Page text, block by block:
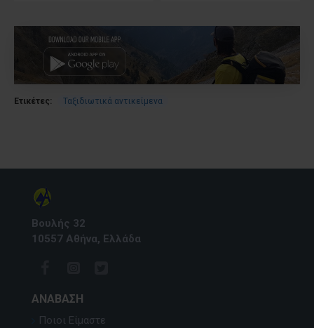
Ετικέτες: Ταξιδιωτικά αντικείμενα
Βουλής 32
10557 Αθήνα, Ελλάδα
ΑΝΆΒΑΣΗ
Ποιοι Είμαστε